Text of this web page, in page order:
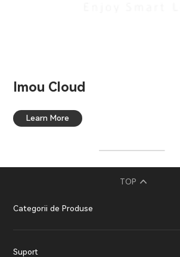
Imou Cloud
Learn More
TOP
Categorii de Produse
Suport